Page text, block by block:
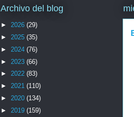
Archivo del blog
► 2026 (29)
► 2025 (35)
► 2024 (76)
► 2023 (66)
► 2022 (83)
► 2021 (110)
► 2020 (134)
► 2019 (159)